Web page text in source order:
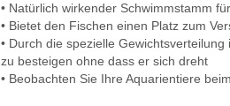
• Natürlich wirkender Schwimmstamm
• Bietet den Fischen einen Platz zum
• Durch die spezielle
zu besteigen ohne dass er sich dreht
• Beobachten Sie Ihre Aquarientiere